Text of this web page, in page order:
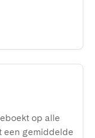
op alle
een gemiddelde